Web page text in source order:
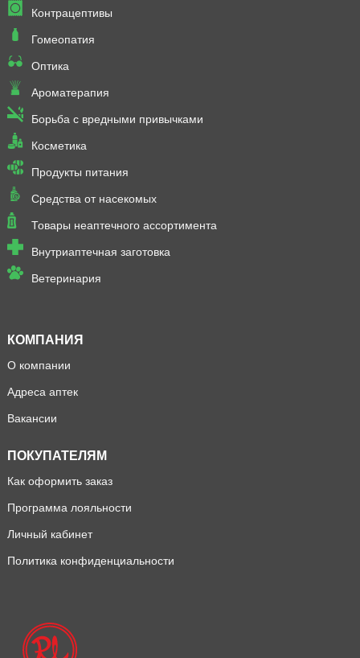
Контрацептивы
Гомеопатия
Оптика
Ароматерапия
Борьба с вредными привычками
Косметика
Продукты питания
Средства от насекомых
Товары неаптечного ассортимента
Внутриаптечная заготовка
Ветеринария
КОМПАНИЯ
О компании
Адреса аптек
Вакансии
ПОКУПАТЕЛЯМ
Как оформить заказ
Программа лояльности
Личный кабинет
Политика конфиденциальности